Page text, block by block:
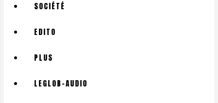
SOCIÉTÉ
EDITO
PLUS
LEGLOB-AUDIO